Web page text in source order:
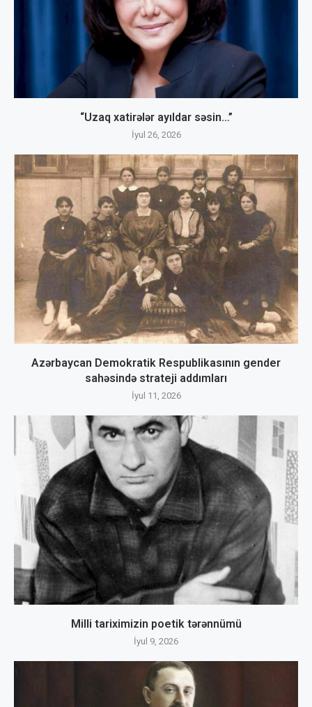
“Uzaq xatirələr ayıldar səsin…”
İyul 26, 2026
Azərbaycan Demokratik Respublikasının gender
sahəsində strateji addımları
İyul 11, 2026
Milli tariximizin poetik tərənnümü
İyul 9, 2026